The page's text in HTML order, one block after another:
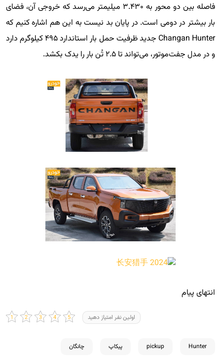
فاصله بین دو محور به ۳.۴۳۰ میلیمتر می‌رسد که خروجی آن، فضای
بار بیشتر در دومی است. در پایان بد نیست به این هم اشاره کنیم که
Changan Hunter جدید ظرفیت حمل بار استاندارد ۴۹۵ کیلوگرم دارد
و در مدل جفت‌موتور، می‌تواند تا ۲.۵ تُن بار را یدک بکشد.
انتهای پیام
اولین نفر امتیاز دهید
Hunter
pickup پیکاپ چانگان